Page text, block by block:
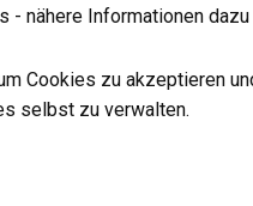
nähere Informationen
Cookies zu akzeptieren
selbst zu verwalten.